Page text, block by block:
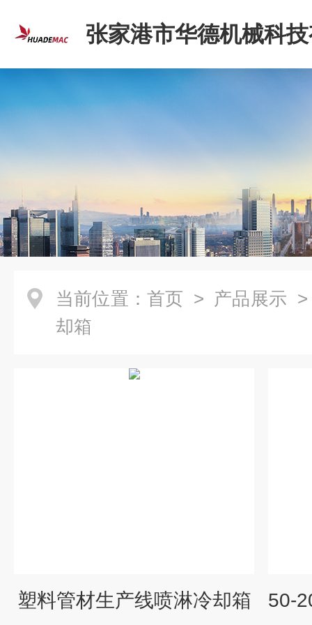
张家港市华德机械科
司
当前位置： 首页 > 产品展示
却箱
塑料管材生产线喷淋冷却箱